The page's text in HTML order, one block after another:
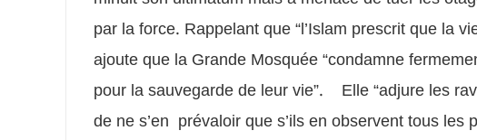
par la force. Rappelant que “l’Islam prescrit que la
ajoute que la Grande Mosquée “condamne
pour la sauvegarde de leur vie”. Elle “adjure les
de ne s’en prévaloir que s’ils en observent tous les